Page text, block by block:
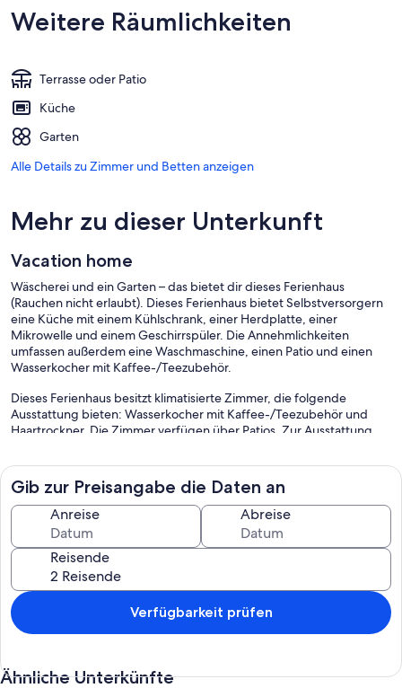
Weitere Räumlichkeiten
Terrasse oder Patio
Küche
Garten
Alle Details zu Zimmer und Betten anzeigen
Mehr zu dieser Unterkunft
Vacation home
Wäscherei und ein Garten – das bietet dir dieses Ferienhaus
(Rauchen nicht erlaubt). Dieses Ferienhaus bietet Selbstversorgern
eine Küche mit einem Kühlschrank, einer Herdplatte, einer
Mikrowelle und einem Geschirrspüler. Die Annehmlichkeiten
umfassen außerdem eine Waschmaschine, einen Patio und einen
Wasserkocher mit Kaffee-/Teezubehör.
Dieses Ferienhaus besitzt klimatisierte Zimmer, die folgende
Ausstattung bieten: Wasserkocher mit Kaffee-/Teezubehör und
Haartrockner. Die Zimmer verfügen über Patios. Zur Ausstattung
Kochgeschirr/Geschirr/Besteck. Zur Badausstattung gehört
Folgendes: Duschen.
Gib zur Preisangabe die Daten an
Anreise Abreise
Reisende
Verfügbarkeit prüfen
Ähnliche Unterkünfte